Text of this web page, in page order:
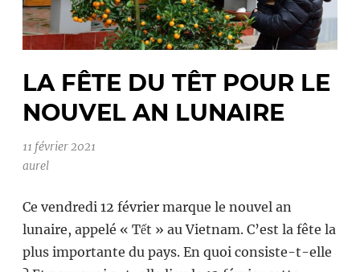
LA FÊTE DU TÊT POUR LE
NOUVEL AN LUNAIRE
11 février 2021
aurel
Ce vendredi 12 février marque le nouvel an
lunaire, appelé « Tết » au Vietnam. C’est la fête la
plus importante du pays. En quoi consiste-t-elle